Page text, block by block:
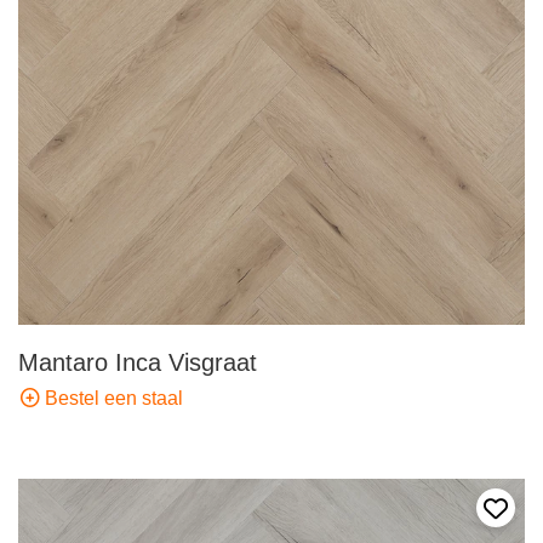
Mantaro Inca Visgraat
Bestel een staal
Voeg